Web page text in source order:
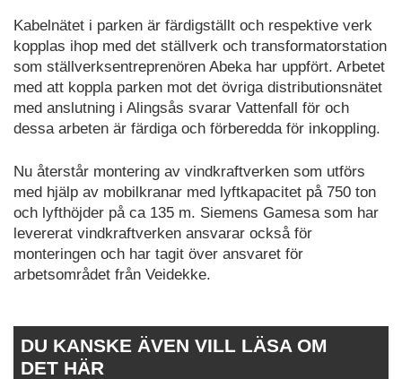
Kabelnätet i parken är färdigställt och respektive verk
kopplas ihop med det ställverk och transformatorstation
som ställverksentreprenören Abeka har uppfört. Arbetet
med att koppla parken mot det övriga distributionsnätet
med anslutning i Alingsås svarar Vattenfall för och
dessa arbeten är färdiga och förberedda för inkoppling.
Nu återstår montering av vindkraftverken som utförs
med hjälp av mobilkranar med lyftkapacitet på 750 ton
och lyfthöjder på ca 135 m. Siemens Gamesa som har
levererat vindkraftverken ansvarar också för
monteringen och har tagit över ansvaret för
arbetsområdet från Veidekke.
DU KANSKE ÄVEN VILL LÄSA OM
DET HÄR